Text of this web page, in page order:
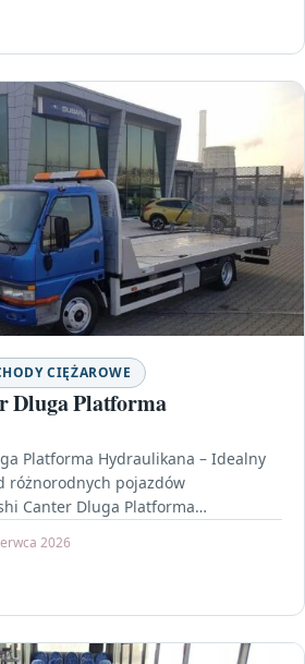
CIĘŻAROWE
Dluga Platforma
Platforma Hydraulikana – Idealny
różnorodnych pojazdów
Canter Dluga Platforma
2026